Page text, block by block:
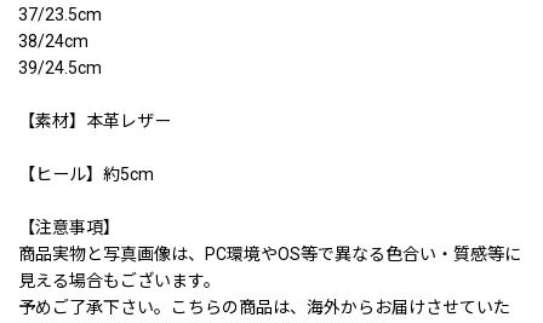
37/23.5cm
38/24cm
39/24.5cm
【素材】本革レザー
【ヒール】約5cm
【注意事項】
商品実物と写真画像は、PC環境やOS等で異なる色合い・質感等に
見える場合もございます。
予めご了承下さい。こちらの商品は、海外からお届けさせていた